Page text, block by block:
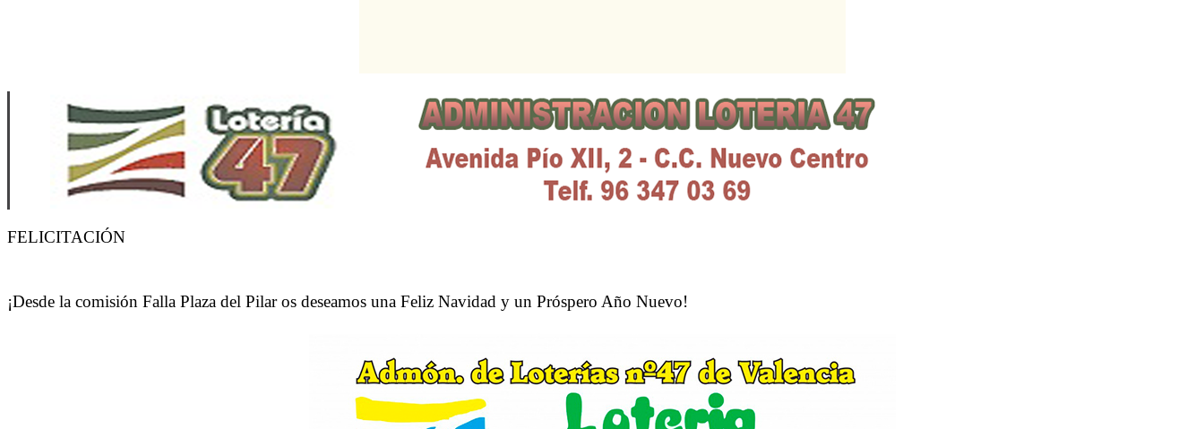
FELICITACIÓN
¡Desde la comisión Falla Plaza del Pilar os deseamos una Feliz Navidad y un Próspero Año Nuevo!